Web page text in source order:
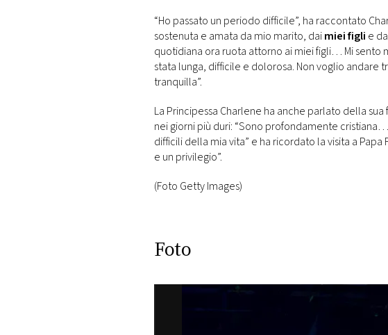
“Ho passato un periodo difficile”, ha raccontato
sostenuta e amata da mio marito, daimiei figli e
quotidiana ora ruota attorno ai miei figli… Mi sento
stata lunga, difficile e dolorosa. Non voglio andare
tranquilla”.
La Principessa Charlene ha anche parlato della
nei giorni più duri: “Sono profondamente
difficili della mia vita” e ha ricordato la visita a Papa
e un privilegio”.
(Foto Getty Images)
Foto